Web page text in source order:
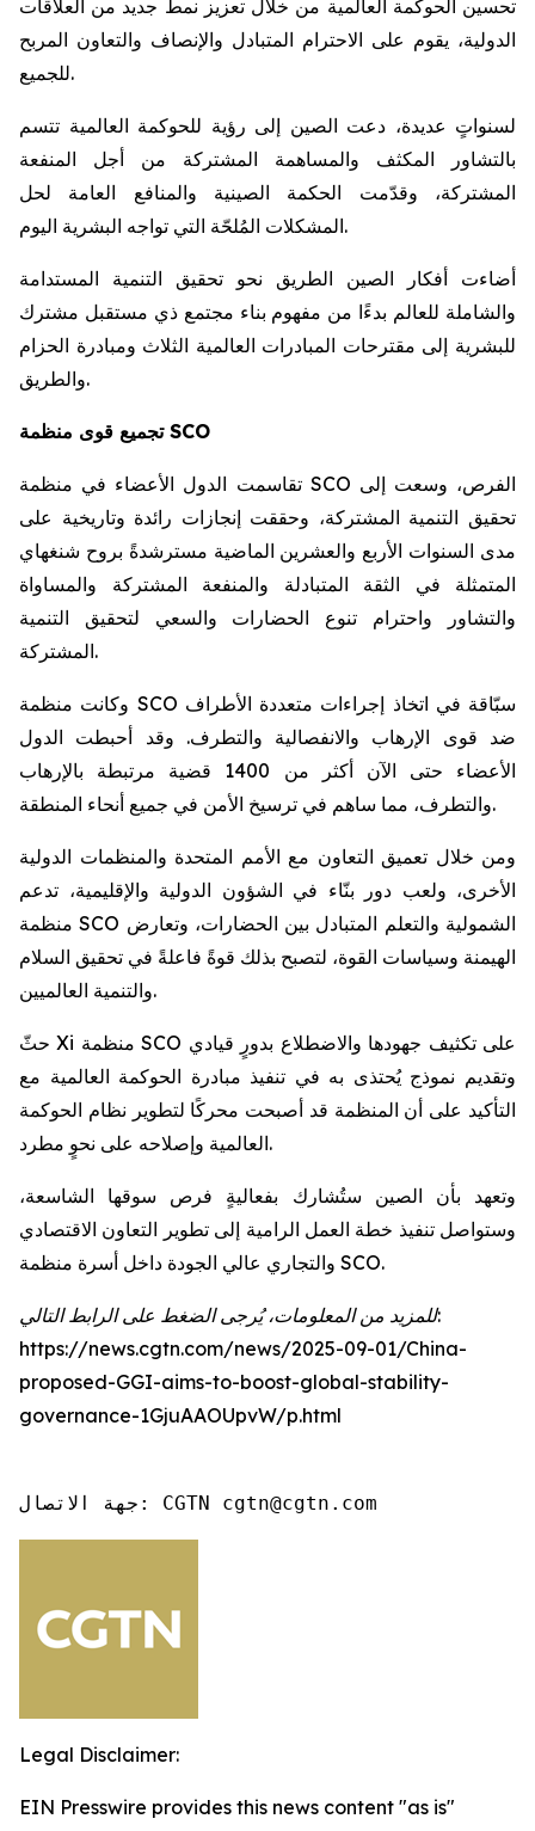
تحسين الحوكمة العالمية من خلال تعزيز نمط جديد من العلاقات
الدولية، يقوم على الاحترام المتبادل والإنصاف والتعاون المربح
للجميع.
لسنواتٍ عديدة، دعت الصين إلى رؤية للحوكمة العالمية تتسم
بالتشاور المكثف والمساهمة المشتركة من أجل المنفعة
المشتركة، وقدّمت الحكمة الصينية والمنافع العامة لحل
المشكلات المُلحّة التي تواجه البشرية اليوم.
أضاءت أفكار الصين الطريق نحو تحقيق التنمية المستدامة
والشاملة للعالم بدءًا من مفهوم بناء مجتمع ذي مستقبل مشترك
للبشرية إلى مقترحات المبادرات العالمية الثلاث ومبادرة الحزام
والطريق.
تجميع قوى منظمة SCO
تقاسمت الدول الأعضاء في منظمة SCO الفرص، وسعت إلى
تحقيق التنمية المشتركة، وحققت إنجازات رائدة وتاريخية على
مدى السنوات الأربع والعشرين الماضية مسترشدةً بروح شنغهاي
المتمثلة في الثقة المتبادلة والمنفعة المشتركة والمساواة
والتشاور واحترام تنوع الحضارات والسعي لتحقيق التنمية
المشتركة.
وكانت منظمة SCO سبّاقة في اتخاذ إجراءات متعددة الأطراف
ضد قوى الإرهاب والانفصالية والتطرف. وقد أحبطت الدول
الأعضاء حتى الآن أكثر من 1400 قضية مرتبطة بالإرهاب
والتطرف، مما ساهم في ترسيخ الأمن في جميع أنحاء المنطقة.
ومن خلال تعميق التعاون مع الأمم المتحدة والمنظمات الدولية
الأخرى، ولعب دور بنّاء في الشؤون الدولية والإقليمية، تدعم
منظمة SCO الشمولية والتعلم المتبادل بين الحضارات، وتعارض
الهيمنة وسياسات القوة، لتصبح بذلك قوةً فاعلةً في تحقيق السلام
والتنمية العالميين.
حثّ Xi منظمة SCO على تكثيف جهودها والاضطلاع بدورٍ قيادي
وتقديم نموذج يُحتذى به في تنفيذ مبادرة الحوكمة العالمية مع
التأكيد على أن المنظمة قد أصبحت محركًا لتطوير نظام الحوكمة
العالمية وإصلاحه على نحوٍ مطرد.
وتعهد بأن الصين ستُشارك بفعاليةٍ فرص سوقها الشاسعة،
وستواصل تنفيذ خطة العمل الرامية إلى تطوير التعاون الاقتصادي
والتجاري عالي الجودة داخل أسرة منظمة SCO.
للمزيد من المعلومات، يُرجى الضغط على الرابط التالي:
https://news.cgtn.com/news/2025-09-01/China-
proposed-GGI-aims-to-boost-global-stability-
governance-1GjuAAOUpvW/p.html
جهة الاتصال: CGTN cgtn@cgtn.com
Legal Disclaimer:
EIN Presswire provides this news content "as is"